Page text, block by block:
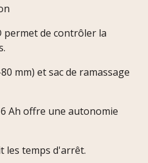
permet de contrôler la
mm) et sac de ramassage
Ah offre une autonomie
les temps d'arrêt.